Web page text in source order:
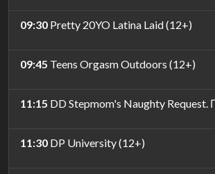
09:30 Pretty 20YO Latina Laid (12+)
09:45 Teens Orgasm Outdoors (12+)
11:15 DD Stepmom's Naughty
11:30 DP University (12+)